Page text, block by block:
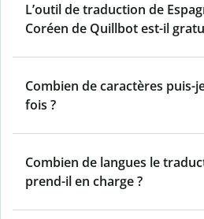
L’outil de traduction de
Coréen de Quillbot est-il
Combien de caractères puis-
fois ?
Combien de langues le
prend-il en charge ?